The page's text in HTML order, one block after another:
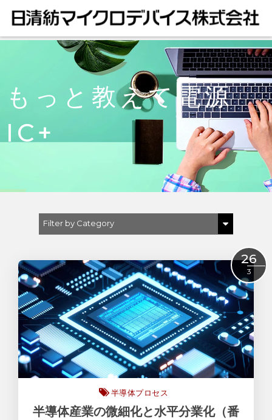
もっと教えて電源
IC+
Filter by Category
半導体プロセス
微細化
26
3
半導体プロセス
半導体産業の微細化と水平分業化（番